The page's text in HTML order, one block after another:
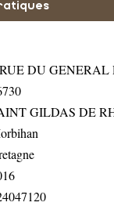
DU
GILDAS DE